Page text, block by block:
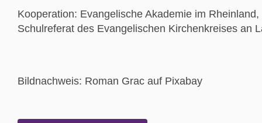
Kooperation: Evangelische Akademie im
Schulreferat des Evangelischen Kirchenkreises an
Bildnachweis: Roman Grac auf Pixabay